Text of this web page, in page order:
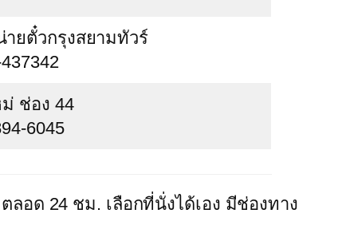
ยตั๋วกรุงสยามทัวร์
ช่อง 44
6045
ลอด 24 ชม. เลือกที่นั่งได้เอง มีช่องทาง